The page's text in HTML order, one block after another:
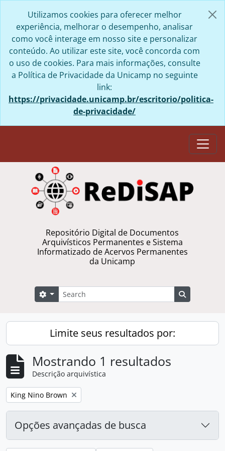
Utilizamos cookies para oferecer melhor
experiência, melhorar o desempenho, analisar
como você interage em nosso site e personalizar
conteúdo. Ao utilizar este site, você concorda com
o uso de cookies. Para mais informações, consulte
a Política de Privacidade da Unicamp no seguinte
link:
https://privacidade.unicamp.br/escritorio/politica-
de-privacidade/
Repositório Digital de Documentos
Arquivísticos Permanentes e Sistema
Informatizado de Acervos Permanentes
da Unicamp
Buscar
Opções de busca
Limite seus resultados por:
Mostrando 1 resultados
Descrição arquivística
Remover filtro:
King Nino Brown
Opções avançadas de busca